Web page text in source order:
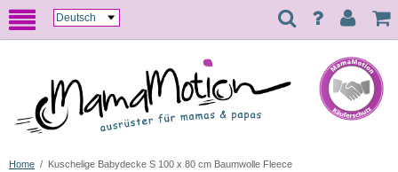
Home / Kuschelige Babydecke S 100 x 80 cm Baumwolle Fleece